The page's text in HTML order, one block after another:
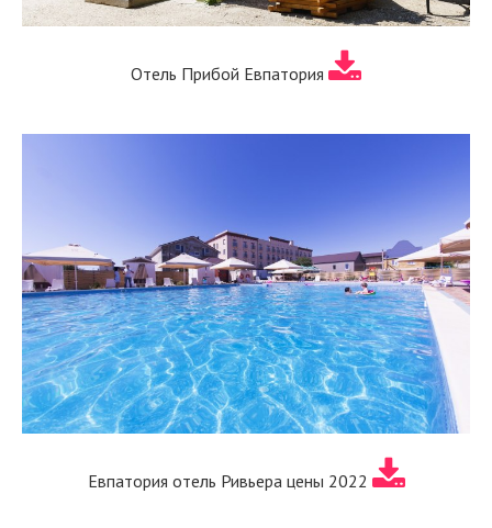
Отель Прибой Евпатория
Евпатория отель Ривьера цены 2022